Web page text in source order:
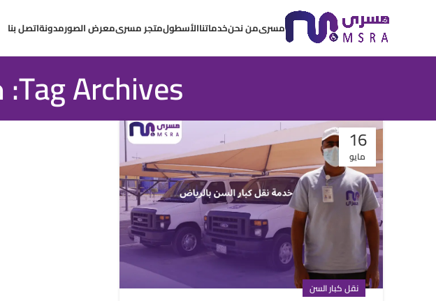
مسرىمن نحنخدماتناالأسطولمتجر مسرىمعرض الصورمدونةاتصل بنا
Tag Archives: خدمة نقل كبار السن
16
مايو
نقل كبار السن